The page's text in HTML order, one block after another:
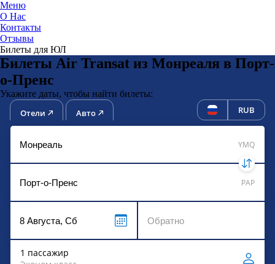
Меню
О Нас
Контакты
Отзывы
Билеты для ЮЛ
Билеты Air Transat из Монреаля в Порт-
о-Пренс
Укажите даты, чтобы найти билеты:
Отели Авто RUB
YMQ
PAP
1 пассажир